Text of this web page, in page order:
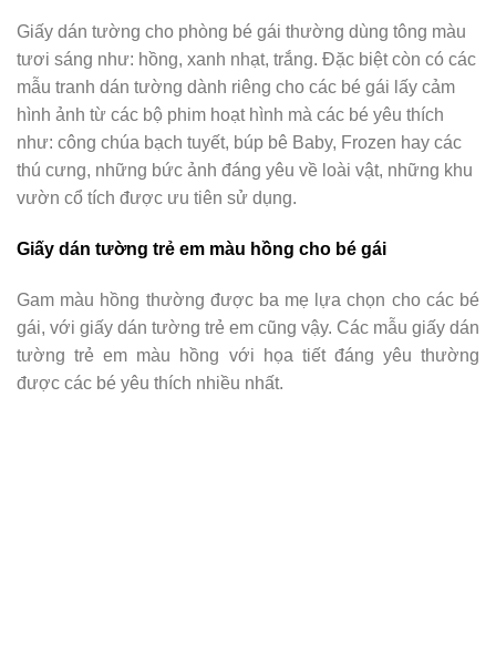
Giấy dán tường cho phòng bé gái thường dùng tông màu
tươi sáng như: hồng, xanh nhạt, trắng. Đặc biệt còn có các
mẫu tranh dán tường dành riêng cho các bé gái lấy cảm
hình ảnh từ các bộ phim hoạt hình mà các bé yêu thích
như: công chúa bạch tuyết, búp bê Baby, Frozen hay các
thú cưng, những bức ảnh đáng yêu về loài vật, những khu
vườn cổ tích được ưu tiên sử dụng.
Giấy dán tường trẻ em màu hồng cho bé gái
Gam màu hồng thường được ba mẹ lựa chọn cho các bé
gái, với giấy dán tường trẻ em cũng vậy. Các mẫu giấy dán
tường trẻ em màu hồng với họa tiết đáng yêu thường
được các bé yêu thích nhiều nhất.